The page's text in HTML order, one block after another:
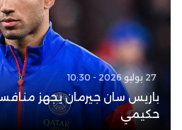
27 يوليو 2026 - 10:30
باريس سان جيرمان يجهز
حكيمي